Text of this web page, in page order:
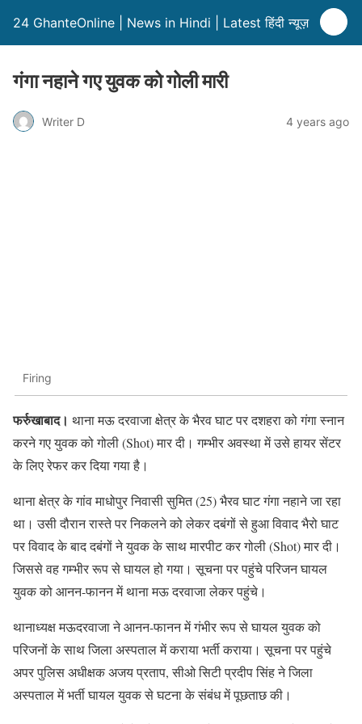
24 GhanteOnline | News in Hindi | Latest हिंदी न्यूज़
गंगा नहाने गए युवक को गोली मारी
Writer D 4 years ago
Firing
फर्रुखाबाद। थाना मऊ दरवाजा क्षेत्र के भैरव घाट पर दशहरा को गंगा स्नान
करने गए युवक को गोली (Shot) मार दी। गम्भीर अवस्था में उसे हायर सेंटर
के लिए रेफर कर दिया गया है।
थाना क्षेत्र के गांव माधोपुर निवासी सुमित (25) भैरव घाट गंगा नहाने जा रहा
था। उसी दौरान रास्ते पर निकलने को लेकर दबंगों से हुआ विवाद भैरो घाट
पर विवाद के बाद दबंगों ने युवक के साथ मारपीट कर गोली (Shot) मार दी।
जिससे वह गम्भीर रूप से घायल हो गया। सूचना पर पहुंचे परिजन घायल
युवक को आनन-फानन में थाना मऊ दरवाजा लेकर पहुंचे।
थानाध्यक्ष मऊदरवाजा ने आनन-फानन में गंभीर रूप से घायल युवक को
परिजनों के साथ जिला अस्पताल में कराया भर्ती कराया। सूचना पर पहुंचे
अपर पुलिस अधीक्षक अजय प्रताप, सीओ सिटी प्रदीप सिंह ने जिला
अस्पताल में भर्ती घायल युवक से घटना के संबंध में पूछताछ की।